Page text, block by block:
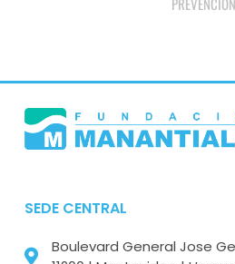
SEDE CENTRAL
Boulevard General Jose